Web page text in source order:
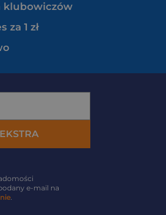
klubowiczów
za 1 zł
e-mail na
.